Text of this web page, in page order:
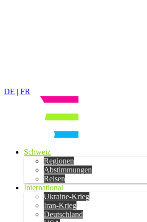
DE | FR
Schweiz
Regionen
Abstimmungen
Reisen
International
Ukraine-Krieg
Iran-Krieg
Deutschland